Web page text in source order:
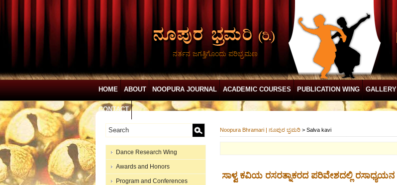
ನರ್ತನ ಜಗತ್ತಿಗೊಂದು ಪರಿಭ್ರಮಣ
HOME ABOUT NOOPURA JOURNAL ACADEMIC COURSES PUBLICATION WING GALLERY
CONTACT
Dance Research Wing
Awards and Honors
Program and Conferences
Noopura Bhramari | ನೂಪುರ ಭ್ರಮರಿ > Salva kavi
ಸಾಳ್ವ ಕವಿಯ ರಸರತ್ನಾಕರದ ಪರಿವೇಶದಲ್ಲಿ ರಸಾಧ್ಯಯನ